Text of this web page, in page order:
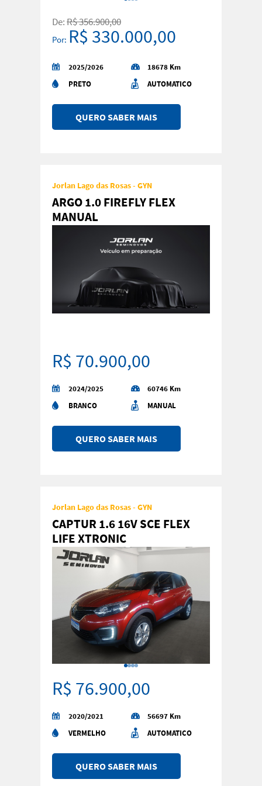
De:R$ 356.900,00
Por: R$ 330.000,00
2025/2026
18678 Km
PRETO
AUTOMATICO
QUERO SABER MAIS
Jorlan Lago das Rosas - GYN
ARGO 1.0 FIREFLY FLEX
MANUAL
R$ 70.900,00
2024/2025
60746 Km
BRANCO
MANUAL
QUERO SABER MAIS
Jorlan Lago das Rosas - GYN
CAPTUR 1.6 16V SCE FLEX
LIFE XTRONIC
R$ 76.900,00
2020/2021
56697 Km
VERMELHO
AUTOMATICO
QUERO SABER MAIS